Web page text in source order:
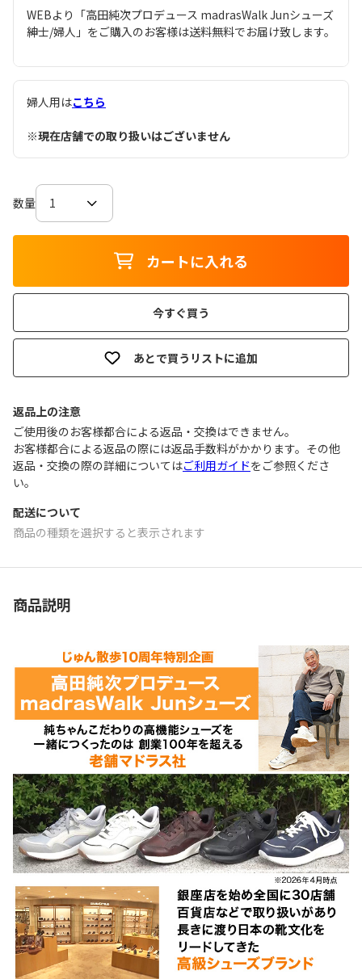
WEBより「高田純次プロデュース madrasWalk Junシューズ
紳士/婦人」をご購入のお客様は送料無料でお届け致します。
婦人用はこちら
※現在店舗での取り扱いはございません
数量
カートに入れる
今すぐ買う
あとで買うリストに追加
返品上の注意
ご使用後のお客様都合による返品・交換はできません｡
お客様都合による返品の際には返品手数料がかかります。その他
返品・交換の際の詳細についてはご利用ガイドをご参照くださ
い。
配送について
商品の種類を選択すると表示されます
商品説明